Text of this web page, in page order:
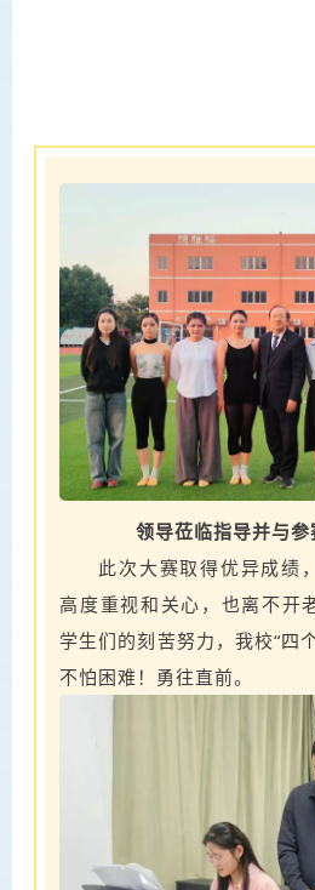
领导莅临指导并与
此次大赛取得优异成绩
高度重视和关心，也离不开
学生们的刻苦努力，我校“四
不怕困难！勇往直前。